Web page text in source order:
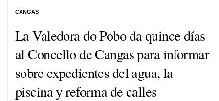
La Valedora do Pobo da quince días
al Concello de Cangas para informar
sobre expedientes del agua, la
piscina y reforma de calles
CANGAS